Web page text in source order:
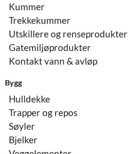
Kummer
Trekkekummer
Utskillere og renseprodukter
Gatemiljøprodukter
Kontakt vann & avløp
Bygg
Hulldekke
Trapper og repos
Søyler
Bjelker